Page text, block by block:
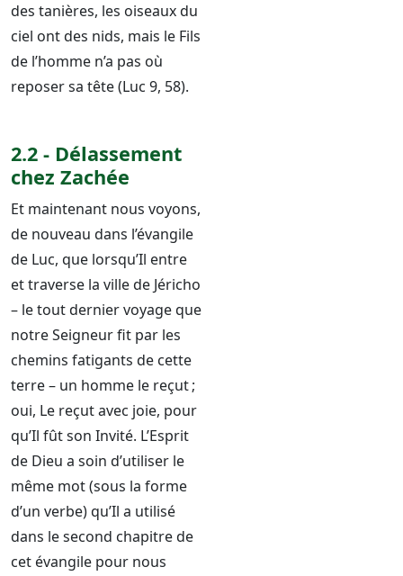
des tanières, les oiseaux du
ciel ont des nids, mais le Fils
de l’homme n’a pas où
reposer sa tête (Luc 9, 58).
2.2 - Délassement
chez Zachée
Et maintenant nous voyons,
de nouveau dans l’évangile
de Luc, que lorsqu’Il entre
et traverse la ville de Jéricho
– le tout dernier voyage que
notre Seigneur fit par les
chemins fatigants de cette
terre – un homme le reçut ;
oui, Le reçut avec joie, pour
qu’Il fût son Invité. L’Esprit
de Dieu a soin d’utiliser le
même mot (sous la forme
d’un verbe) qu’Il a utilisé
dans le second chapitre de
cet évangile pour nous